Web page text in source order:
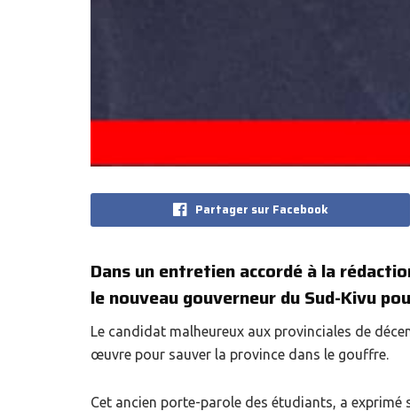
Partager sur Facebook
Dans un entretien accordé à la
le nouveau gouverneur du Sud-Kivu
Le candidat malheureux aux provinciales de
œuvre pour sauver la province dans le gouffre.
Cet ancien porte-parole des étudiants, a